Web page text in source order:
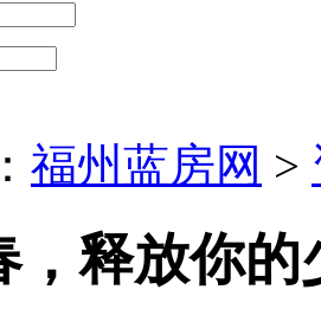
福州蓝房网 >
，释放你的